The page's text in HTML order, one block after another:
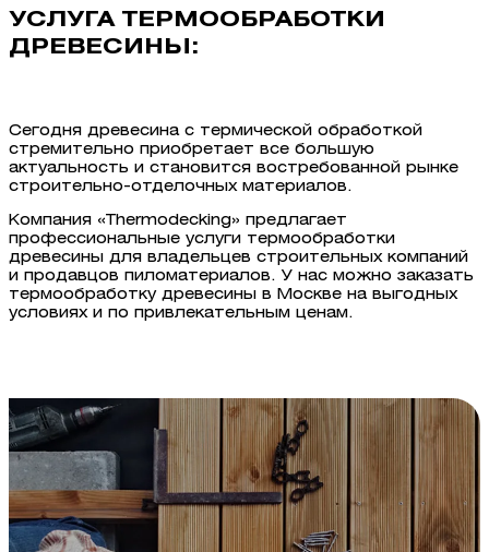
УСЛУГА ТЕРМООБРАБОТКИ
ДРЕВЕСИНЫ:
Сегодня древесина с термической обработкой
стремительно приобретает все большую
актуальность и становится востребованной рынке
строительно-отделочных материалов.
Компания «Thermodecking» предлагает
профессиональные услуги термообработки
древесины для владельцев строительных компаний
и продавцов пиломатериалов. У нас можно заказать
термообработку древесины в Москве на выгодных
условиях и по привлекательным ценам.